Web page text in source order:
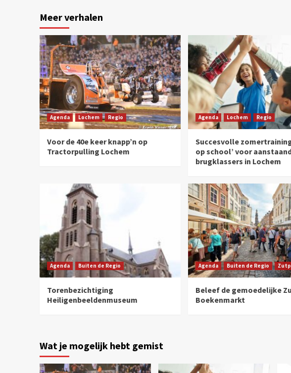
Meer verhalen
Agenda Lochem Regio
Voor de 40e keer knapp’n op
Tractorpulling Lochem
Agenda Lochem Regio
Succesvolle
op school’ voor
brugklassers in Lochem
Agenda Buiten de Regio
Torenbezichtiging
Heiligenbeeldenmuseum
Agenda Buiten de Regio
Beleef de gemoedelijke
Boekenmarkt
Wat je mogelijk hebt gemist